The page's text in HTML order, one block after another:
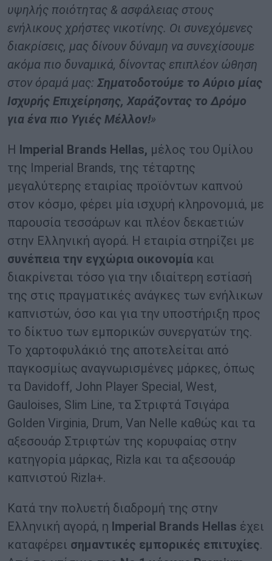
υψηλής ποιότητας & ασφάλειας στους
ενήλικους χρήστες νικοτίνης. Οι συνεχόμενες
διακρίσεις, μας δίνουν δύναμη να συνεχίσουμε
ακόμα πιο δυναμικά, δίνοντας επιπλέον ώθηση
στον όραμά μας: Σηματοδοτούμε το Αύριο μίας
Ισχυρής Επιχείρησης, Χαράζοντας το Δρόμο
για ένα πιο Υγιές Μέλλον!»
Η Imperial Brands Hellas, μέλος του Ομίλου
της Imperial Brands, της τέταρτης
μεγαλύτερης εταιρίας προϊόντων καπνού
στον κόσμο, φέρει μία ισχυρή κληρονομιά, με
παρουσία τεσσάρων και πλέον δεκαετιών
στην Ελληνική αγορά. Η εταιρία στηρίζει με
συνέπεια την εγχώρια οικονομία και
διακρίνεται τόσο για την ιδιαίτερη εστίασή
της στις πραγματικές ανάγκες των ενήλικων
καπνιστών, όσο και για την υποστήριξη προς
το δίκτυο των εμπορικών συνεργατών της.
Το χαρτοφυλάκιό της αποτελείται από
παγκοσμίως αναγνωρισμένες μάρκες, όπως
τα Davidoff, John Player Special, West,
Gauloises, Slim Line, τα Στριφτά Τσιγάρα
Golden Virginia, Drum, Van Nelle καθώς και τα
αξεσουάρ Στριφτών της κορυφαίας στην
κατηγορία μάρκας, Rizla και τα αξεσουάρ
καπνιστού Rizla+.
Κατά την πολυετή διαδρομή της στην
Ελληνική αγορά, η Imperial Brands Hellas έχει
καταφέρει σημαντικές εμπορικές επιτυχίες.